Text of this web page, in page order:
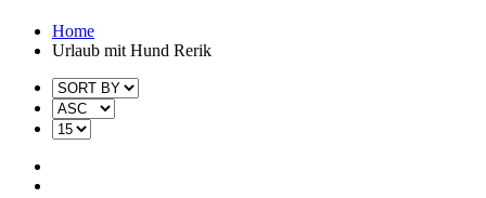
Home
Urlaub mit Hund Rerik